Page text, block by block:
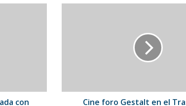
con
el
manejoCine foro Gestalt en el